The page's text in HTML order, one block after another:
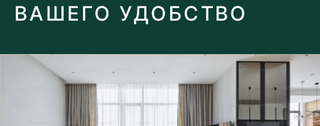
ВАШЕГО УДОБСТВО